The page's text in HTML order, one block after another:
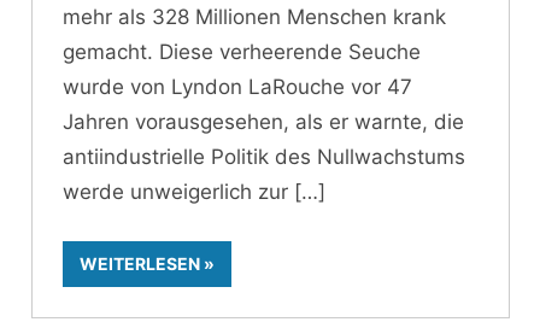
mehr als 328 Millionen Menschen krank
gemacht. Diese verheerende Seuche
wurde von Lyndon LaRouche vor 47
Jahren vorausgesehen, als er warnte, die
antiindustrielle Politik des Nullwachstums
werde unweigerlich zur
WEITERLESEN